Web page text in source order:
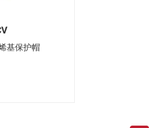
基保护帽